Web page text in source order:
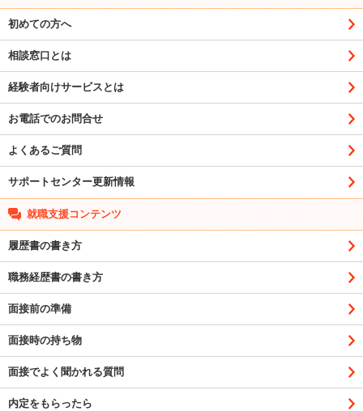
初めての方へ
相談窓口とは
経験者向けサービスとは
お電話でのお問合せ
よくあるご質問
サポートセンター更新情報
就職支援コンテンツ
履歴書の書き方
職務経歴書の書き方
面接前の準備
面接時の持ち物
面接でよく聞かれる質問
内定をもらったら